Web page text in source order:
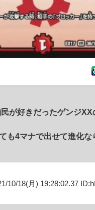
が好きだったゲンジ
も4マナで出せて進化な
10/18(月) 19:28:02.37